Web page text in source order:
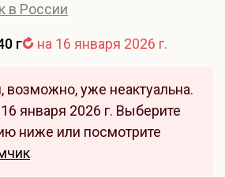
в России
г на 16 января 2026 г.
возможно, уже неактуальна.
января 2026 г. Выберите
ниже или посмотрите